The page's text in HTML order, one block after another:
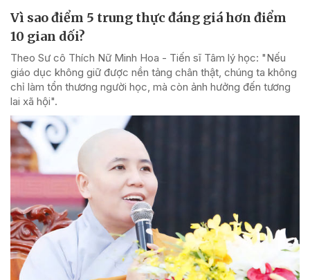
Vì sao điểm 5 trung thực đáng giá hơn điểm
10 gian dối?
Theo Sư cô Thích Nữ Minh Hoa - Tiến sĩ Tâm lý học: "Nếu
giáo dục không giữ được nền tảng chân thật, chúng ta không
chỉ làm tổn thương người học, mà còn ảnh hưởng đến tương
lai xã hội".